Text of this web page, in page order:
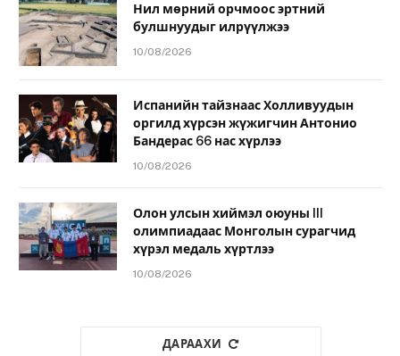
Нил мөрний орчмоос эртний
булшнуудыг илрүүлжээ
10/08/2026
Испанийн тайзнаас Холливуудын
оргилд хүрсэн жүжигчин Антонио
Бандерас 66 нас хүрлээ
10/08/2026
Олон улсын хиймэл оюуны III
олимпиадаас Монголын сурагчид
хүрэл медаль хүртлээ
10/08/2026
ДАРААХИ